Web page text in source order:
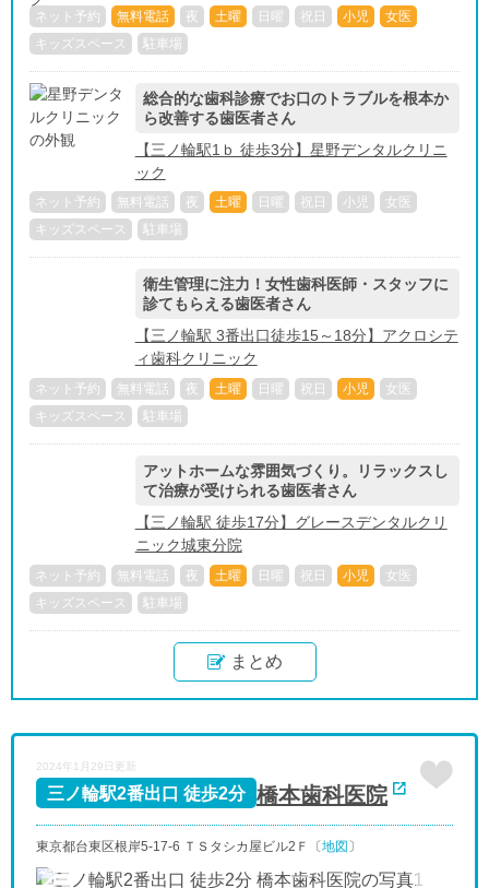
ネット予約 無料電話 夜 土曜 日曜 祝日 小児
女医
キッズスペース
駐車場
総合的な歯科診療でお口のトラブルを根本か
ら改善する歯医者さん
【三ノ輪駅1ｂ 徒歩3分】星野デンタルクリニ
ック
ネット予約 無料電話 夜 土曜 日曜 祝日 小児
女医
キッズスペース
駐車場
衛生管理に注力！女性歯科医師・スタッフに
診てもらえる歯医者さん
【三ノ輪駅 3番出口徒歩15～18分】アクロシテ
ィ歯科クリニック
ネット予約 無料電話 夜 土曜 日曜 祝日 小児
女医
キッズスペース
駐車場
アットホームな雰囲気づくり。リラックスし
て治療が受けられる歯医者さん
【三ノ輪駅 徒歩17分】グレースデンタルクリ
ニック城東分院
ネット予約 無料電話 夜 土曜 日曜 祝日 小児
女医
キッズスペース
駐車場
まとめ
2024年1月29日更新
橋本歯科医院
三ノ輪駅2番出口 徒歩2分
東京都台東区根岸5-17-6 ＴＳタシカ屋ビル2Ｆ〔地図〕